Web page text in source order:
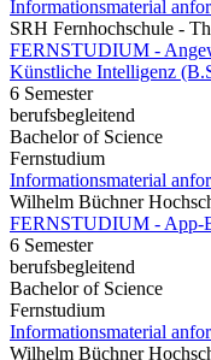
Informationsmaterial
SRH Fernhochschule -
FERNSTUDIUM -
Künstliche Intelligenz
6 Semester
berufsbegleitend
Bachelor of Science
Fernstudium
Informationsmaterial
Wilhelm Büchner
FERNSTUDIUM - App-
6 Semester
berufsbegleitend
Bachelor of Science
Fernstudium
Informationsmaterial
Wilhelm Büchner